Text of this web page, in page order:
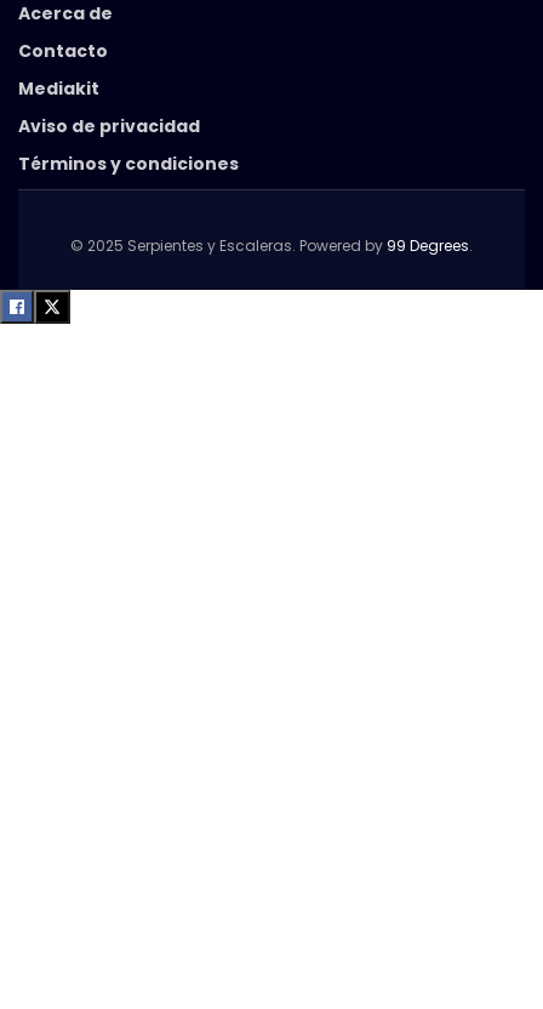
Acerca de
Contacto
Mediakit
Aviso de privacidad
Términos y condiciones
© 2025 Serpientes y Escaleras. Powered by 99 Degrees.